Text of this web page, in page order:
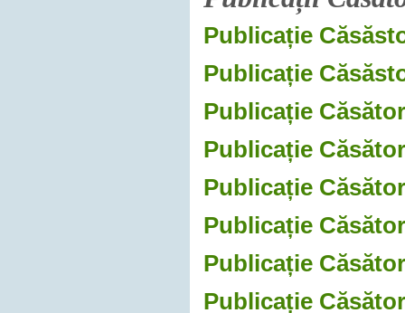
Publicație
Publicație
Publicație
Publicație
Publicație
Publicație
Publicație
Publicație